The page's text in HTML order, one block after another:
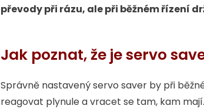
převody při rázu, ale při běžném řízení
Jak poznat, že je servo
Správně nastavený servo saver by při
reagovat plynule a vracet se tam, kam